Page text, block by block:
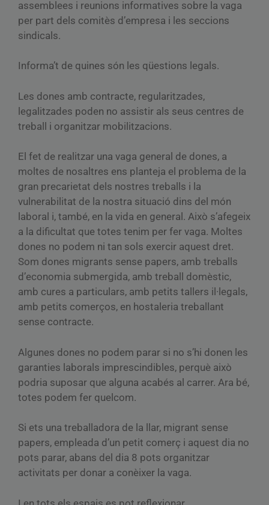
assemblees i reunions informatives sobre la vaga
per part dels comitès d’empresa i les seccions
sindicals.
Informa’t de quines són les qüestions legals.
Les dones amb contracte, regularitzades,
legalitzades poden no assistir als seus centres de
treball i organitzar mobilitzacions.
El fet de realitzar una vaga general de dones, a
moltes de nosaltres ens planteja el problema de la
gran precarietat dels nostres treballs i la
vulnerabilitat de la nostra situació dins del món
laboral i, també, en la vida en general. Això s’afegeix
a la dificultat que totes tenim per fer vaga. Moltes
dones no podem ni tan sols exercir aquest dret.
Som dones migrants sense papers, amb treballs
d’economia submergida, amb treball domèstic,
amb cures a particulars, amb petits tallers il·legals,
amb petits comerços, en hostaleria treballant
sense contracte.
Algunes dones no podem parar si no s’hi donen les
garanties laborals imprescindibles, perquè això
podria suposar que alguna acabés al carrer. Ara bé,
totes podem fer quelcom.
Si ets una treballadora de la llar, migrant sense
papers, empleada d’un petit comerç i aquest dia no
pots parar, abans del dia 8 pots organitzar
activitats per donar a conèixer la vaga.